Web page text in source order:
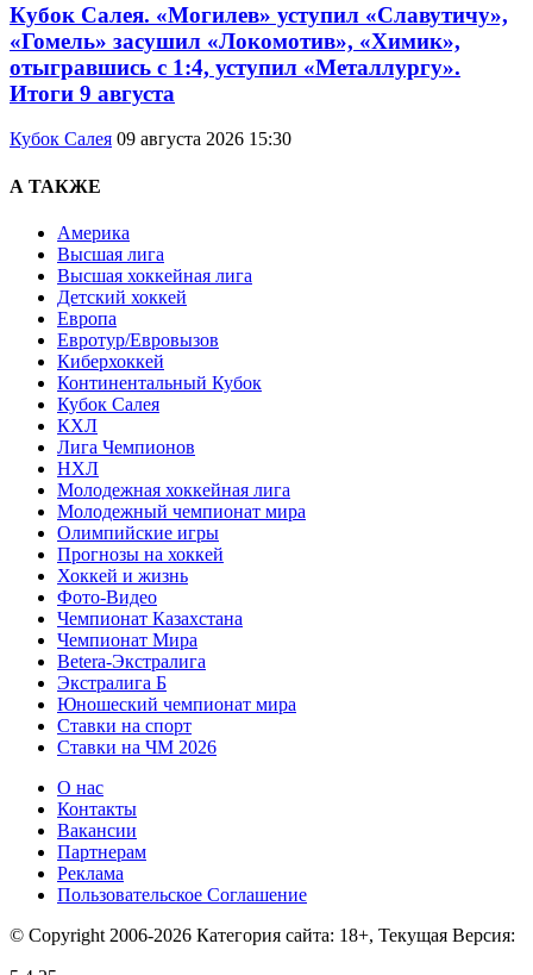
Кубок Салея. «Могилев» уступил «Славутичу»,
«Гомель» засушил «Локомотив», «Химик»,
отыгравшись с 1:4, уступил «Металлургу».
Итоги 9 августа
Кубок Салея 09 августа 2026 15:30
А ТАКЖЕ
Америка
Высшая лига
Высшая хоккейная лига
Детский хоккей
Европа
Евротур/Евровызов
Киберхоккей
Континентальный Кубок
Кубок Салея
КХЛ
Лига Чемпионов
НХЛ
Молодежная хоккейная лига
Молодежный чемпионат мира
Олимпийские игры
Прогнозы на хоккей
Хоккей и жизнь
Фото-Видео
Чемпионат Казахстана
Чемпионат Мира
Betera-Экстралига
Экстралига Б
Юношеский чемпионат мира
Ставки на спорт
Ставки на ЧМ 2026
О нас
Контакты
Вакансии
Партнерам
Реклама
Пользовательское Соглашение
© Copyright 2006-2026 Категория сайта: 18+, Текущая Версия: